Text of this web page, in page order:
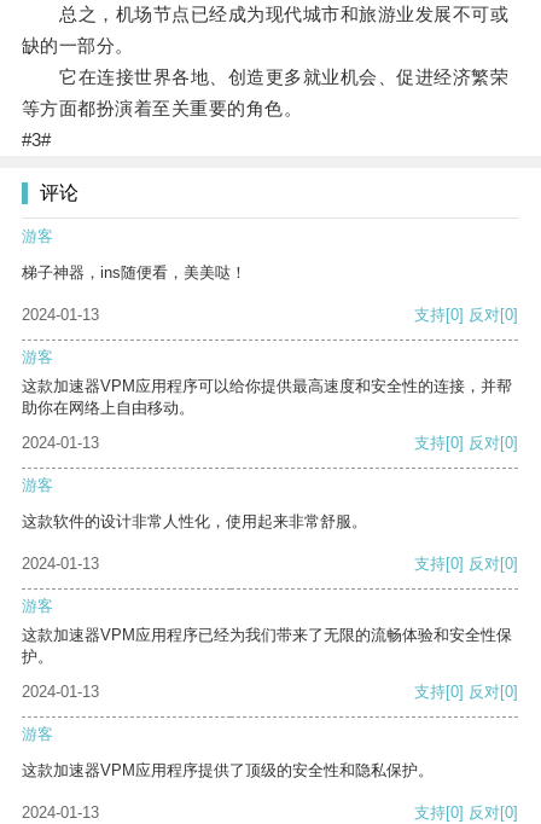
总之，机场节点已经成为现代城市和旅游业发展不可或
缺的一部分。
它在连接世界各地、创造更多就业机会、促进经济繁荣
等方面都扮演着至关重要的角色。
#3#
评论
游客
梯子神器，ins随便看，美美哒！
2024-01-13 支持[0] 反对[0]
游客
这款加速器VPM应用程序可以给你提供最高速度和安全性的连接，并帮
助你在网络上自由移动。
2024-01-13
支持[0] 反对[0]
游客
这款软件的设计非常人性化，使用起来非常舒服。
2024-01-13 支持[0] 反对[0]
游客
这款加速器VPM应用程序已经为我们带来了无限的流畅体验和安全性保
护。
2024-01-13
支持[0] 反对[0]
游客
这款加速器VPM应用程序提供了顶级的安全性和隐私保护。
2024-01-13 支持[0] 反对[0]